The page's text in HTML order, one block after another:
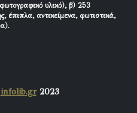
υλικό), β) 253
έπιπλα, αντικείμενα, φωτιστικά,
infolib.gr2023